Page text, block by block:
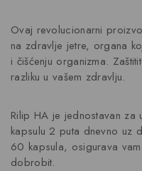
Ovaj revolucionarni
na zdravlje jetre, organa
i čišćenju organizma.
razliku u vašem zdravlju.
Rilip HA je jednostavan za
kapsulu 2 puta dnevno uz
60 kapsula, osigurava
dobrobit.